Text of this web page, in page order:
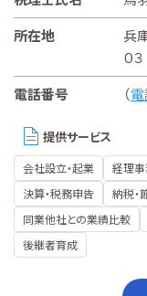
所在地
兵
０３
電話番号
（
提供サービス
会社設立・起業 経理事
決算・税務申告
納税・
同業他社との業績比較
後継者育成